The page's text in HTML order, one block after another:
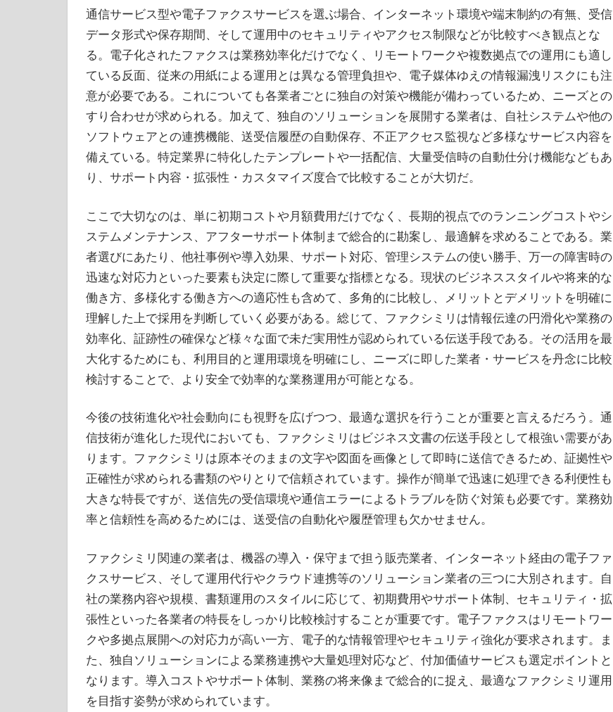
通信サービス型や電子ファクスサービスを選ぶ場合、インターネット環境や端末制約の有無、受信
データ形式や保存期間、そして運用中のセキュリティやアクセス制限などが比較すべき観点とな
る。電子化されたファクスは業務効率化だけでなく、リモートワークや複数拠点での運用にも適し
ている反面、従来の用紙による運用とは異なる管理負担や、電子媒体ゆえの情報漏洩リスクにも注
意が必要である。これについても各業者ごとに独自の対策や機能が備わっているため、ニーズとの
すり合わせが求められる。加えて、独自のソリューションを展開する業者は、自社システムや他の
ソフトウェアとの連携機能、送受信履歴の自動保存、不正アクセス監視など多様なサービス内容を
備えている。特定業界に特化したテンプレートや一括配信、大量受信時の自動仕分け機能などもあ
り、サポート内容・拡張性・カスタマイズ度合で比較することが大切だ。
ここで大切なのは、単に初期コストや月額費用だけでなく、長期的視点でのランニングコストやシ
ステムメンテナンス、アフターサポート体制まで総合的に勘案し、最適解を求めることである。業
者選びにあたり、他社事例や導入効果、サポート対応、管理システムの使い勝手、万一の障害時の
迅速な対応力といった要素も決定に際して重要な指標となる。現状のビジネススタイルや将来的な
働き方、多様化する働き方への適応性も含めて、多角的に比較し、メリットとデメリットを明確に
理解した上で採用を判断していく必要がある。総じて、ファクシミリは情報伝達の円滑化や業務の
効率化、証跡性の確保など様々な面で未だ実用性が認められている伝送手段である。その活用を最
大化するためにも、利用目的と運用環境を明確にし、ニーズに即した業者・サービスを丹念に比較
検討することで、より安全で効率的な業務運用が可能となる。
今後の技術進化や社会動向にも視野を広げつつ、最適な選択を行うことが重要と言えるだろう。通
信技術が進化した現代においても、ファクシミリはビジネス文書の伝送手段として根強い需要があ
ります。ファクシミリは原本そのままの文字や図面を画像として即時に送信できるため、証拠性や
正確性が求められる書類のやりとりで信頼されています。操作が簡単で迅速に処理できる利便性も
大きな特長ですが、送信先の受信環境や通信エラーによるトラブルを防ぐ対策も必要です。業務効
率と信頼性を高めるためには、送受信の自動化や履歴管理も欠かせません。
ファクシミリ関連の業者は、機器の導入・保守まで担う販売業者、インターネット経由の電子ファ
クスサービス、そして運用代行やクラウド連携等のソリューション業者の三つに大別されます。自
社の業務内容や規模、書類運用のスタイルに応じて、初期費用やサポート体制、セキュリティ・拡
張性といった各業者の特長をしっかり比較検討することが重要です。電子ファクスはリモートワー
クや多拠点展開への対応力が高い一方、電子的な情報管理やセキュリティ強化が要求されます。ま
た、独自ソリューションによる業務連携や大量処理対応など、付加価値サービスも選定ポイントと
なります。導入コストやサポート体制、業務の将来像まで総合的に捉え、最適なファクシミリ運用
を目指す姿勢が求められています。